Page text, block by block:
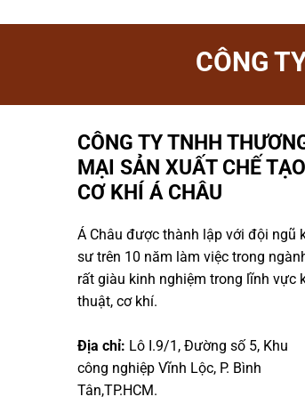
CÔNG
CÔNG TY TNHH
MẠI SẢN XUẤT CHẾ TẠO
CƠ KHÍ Á CHÂU
Á Châu được thành lập với đội ngũ
sư trên 10 năm làm việc trong
rất giàu kinh nghiệm trong lĩnh vực
thuật, cơ khí.
Địa chỉ: Lô I.9/1, Đường số 5, Khu
công nghiệp Vĩnh Lộc, P. Bình
Tân,TP.HCM.